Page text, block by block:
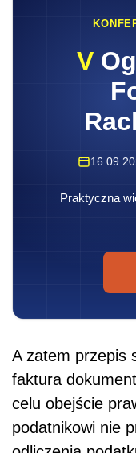
V
Praktyczna
A zatem przepis
faktura
celu obejście
podatnikowi nie